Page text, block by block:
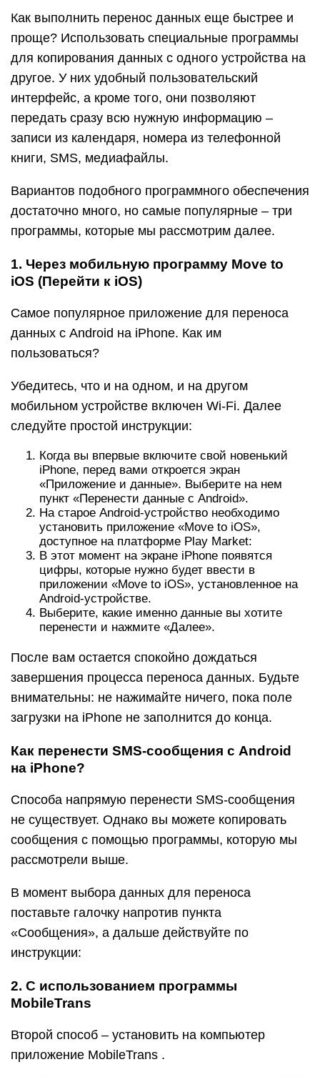
Как выполнить перенос данных еще быстрее и
проще? Использовать специальные программы
для копирования данных с одного устройства на
другое. У них удобный пользовательский
интерфейс, а кроме того, они позволяют
передать сразу всю нужную информацию –
записи из календаря, номера из телефонной
книги, SMS, медиафайлы.
Вариантов подобного программного обеспечения
достаточно много, но самые популярные – три
программы, которые мы рассмотрим далее.
1. Через мобильную программу Move to
iOS (Перейти к iOS)
Самое популярное приложение для переноса
данных с Android на iPhone. Как им
пользоваться?
Убедитесь, что и на одном, и на другом
мобильном устройстве включен Wi-Fi. Далее
следуйте простой инструкции:
Когда вы впервые включите свой новенький
iPhone, перед вами откроется экран
«Приложение и данные». Выберите на нем
пункт «Перенести данные с Android».
На старое Android-устройство необходимо
установить приложение «Move to iOS»,
доступное на платформе Play Market:
В этот момент на экране iPhone появятся
цифры, которые нужно будет ввести в
приложении «Move to iOS», установленное на
Android-устройстве.
Выберите, какие именно данные вы хотите
перенести и нажмите «Далее».
После вам остается спокойно дождаться
завершения процесса переноса данных. Будьте
внимательны: не нажимайте ничего, пока поле
загрузки на iPhone не заполнится до конца.
Как перенести SMS-сообщения с Android
на iPhone?
Способа напрямую перенести SMS-сообщения
не существует. Однако вы можете копировать
сообщения с помощью программы, которую мы
рассмотрели выше.
В момент выбора данных для переноса
поставьте галочку напротив пункта
«Сообщения», а дальше действуйте по
инструкции:
2. С использованием программы
MobileTrans
Второй способ – установить на компьютер
приложение MobileTrans .